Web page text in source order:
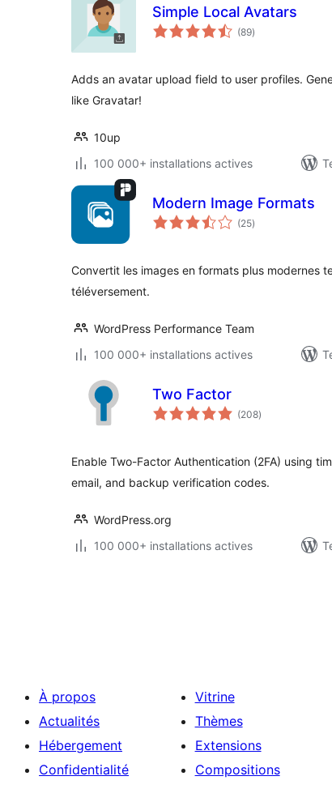
Simple Local Avatars
(89notes
en
)
Adds an avatar upload field to user profiles.
like Gravatar!
10up
100 000+ installations actives
Modern Image Formats
(25notes
en
)
Convertit les images en formats plus modernes
téléversement.
WordPress Performance Team
100 000+ installations actives
Two Factor
(208notes
en
)
Enable Two-Factor Authentication (2FA) using
email, and backup verification codes.
WordPress.org
100 000+ installations actives
À propos
Actualités
Hébergement
Confidentialité
Vitrine
Thèmes
Extensions
Compositions